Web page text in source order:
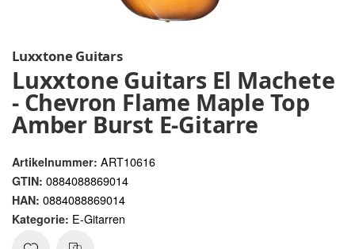
Luxxtone Guitars
Luxxtone Guitars El Machete
- Chevron Flame Maple Top
Amber Burst E-Gitarre
Artikelnummer: ART10616
GTIN: 0884088869014
HAN: 0884088869014
Kategorie: E-Gitarren